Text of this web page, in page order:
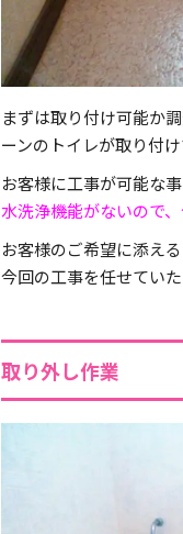
まずは取り付け可能か
ーンのトイレが取り付
お客様に工事が可能な
水洗浄機能がないので
お客様のご希望に添え
今回の工事を任せてい
取り外し作業